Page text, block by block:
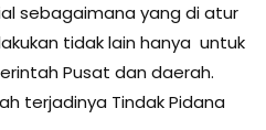
sebagaimana yang di atur
tidak lain hanya untuk
Pusat dan daerah.
terjadinya Tindak Pidana